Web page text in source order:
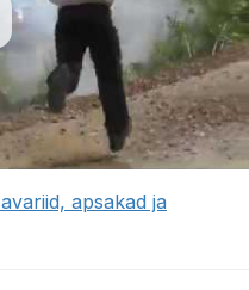
apsakad ja